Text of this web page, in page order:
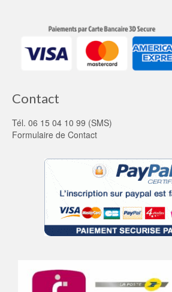
Contact
Tél. 06 15 04 10 99 (SMS)
Formulaire de Contact